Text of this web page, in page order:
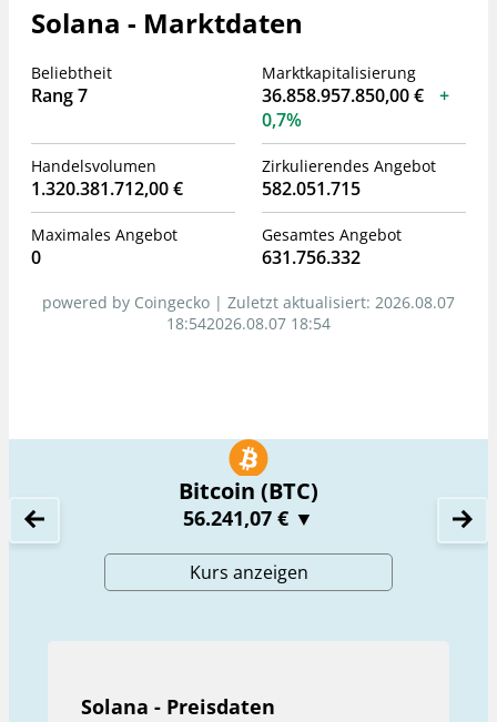
Solana - Marktdaten
Beliebtheit
Rang 7
Handelsvolumen
1.320.381.712,00 €
Maximales Angebot
0
Marktkapitalisierung
36.858.957.850,00 €
0,7%
Zirkulierendes Angebot
582.051.715
Gesamtes Angebot
631.756.332
powered by Coingecko | Zuletzt aktualisiert: 2026.08.07
18:542026.08.07 18:54
Bitcoin (BTC)
56.241,07 € ▼
Kurs anzeigen
Solana - Preisdaten